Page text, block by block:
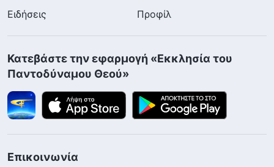
Ειδήσεις
Προφίλ
Κατεβάστε την εφαρμογή «Εκκλησία του
Παντοδύναμου Θεού»
Επικοινωνία